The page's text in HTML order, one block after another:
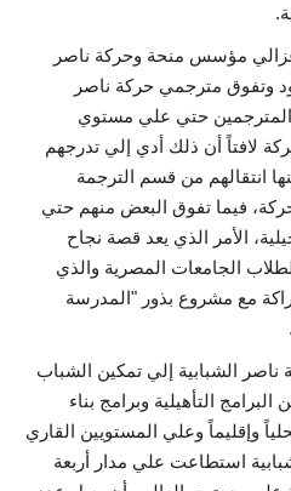
الدولية
مؤسس منحة وحركة ناصر
وتفوق مترجمي حركة ناصر
المترجمين حتي علي مستوي
لافتاً أن ذلك أدي إلي تدرجهم
انتقالهم من قسم الترجمة
فيما تفوق البعض منهم حتي
الأمر الذي يعد قصة نجاح
الجامعات المصرية والذي
مع مشروع بذور "المدرسة
الشبابية إلي تمكين الشباب
التأهيلية وبرامج بناء
وإقليماً وعلي المستويين القاري
استطاعت علي مدار أربعة